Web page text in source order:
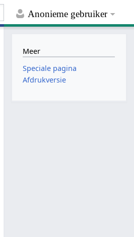
Anonieme gebruiker
Meer
Speciale pagina
Afdrukversie